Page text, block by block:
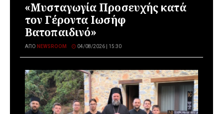
«Μυσταγωγία Προσευχής κατά
τον Γέροντα Ιωσήφ
Βατοπαιδινό»
ΑΠΌ NEWSROOM 04/08/2026 | 15:30